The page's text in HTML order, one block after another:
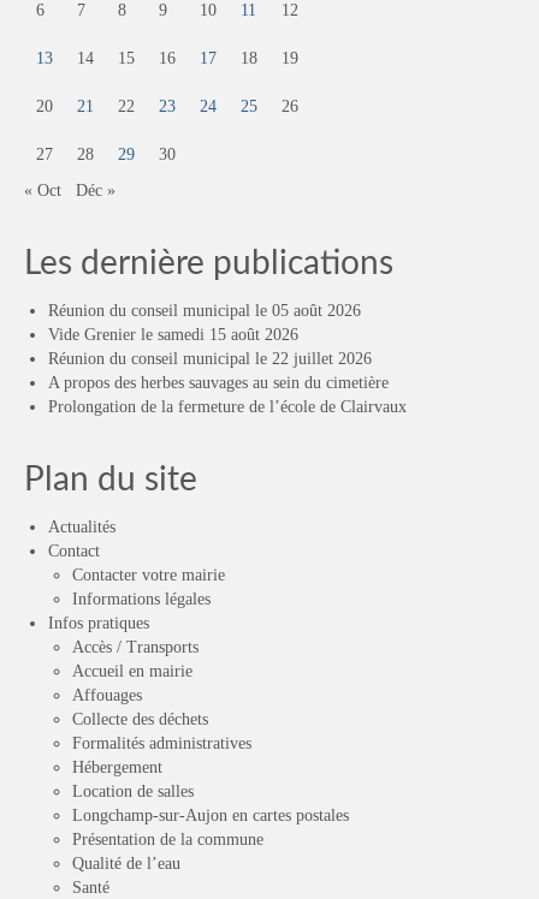
6 7 8 9 10 11 12
13 14 15 16 17 18 19
20 21 22 23 24 25 26
27 28 29
30
« Oct
Déc »
Les dernière publications
Réunion du conseil municipal le 05 août 2026
Vide Grenier le samedi 15 août 2026
Réunion du conseil municipal le 22 juillet 2026
A propos des herbes sauvages au sein du cimetière
Prolongation de la fermeture de l’école de Clairvaux
Plan du site
Actualités
Contact
Contacter votre mairie
Informations légales
Infos pratiques
Accès / Transports
Accueil en mairie
Affouages
Collecte des déchets
Formalités administratives
Hébergement
Location de salles
Longchamp-sur-Aujon en cartes postales
Présentation de la commune
Qualité de l’eau
Santé